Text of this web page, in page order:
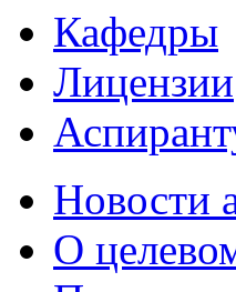
Кафедры
Лицензии
Новости
О